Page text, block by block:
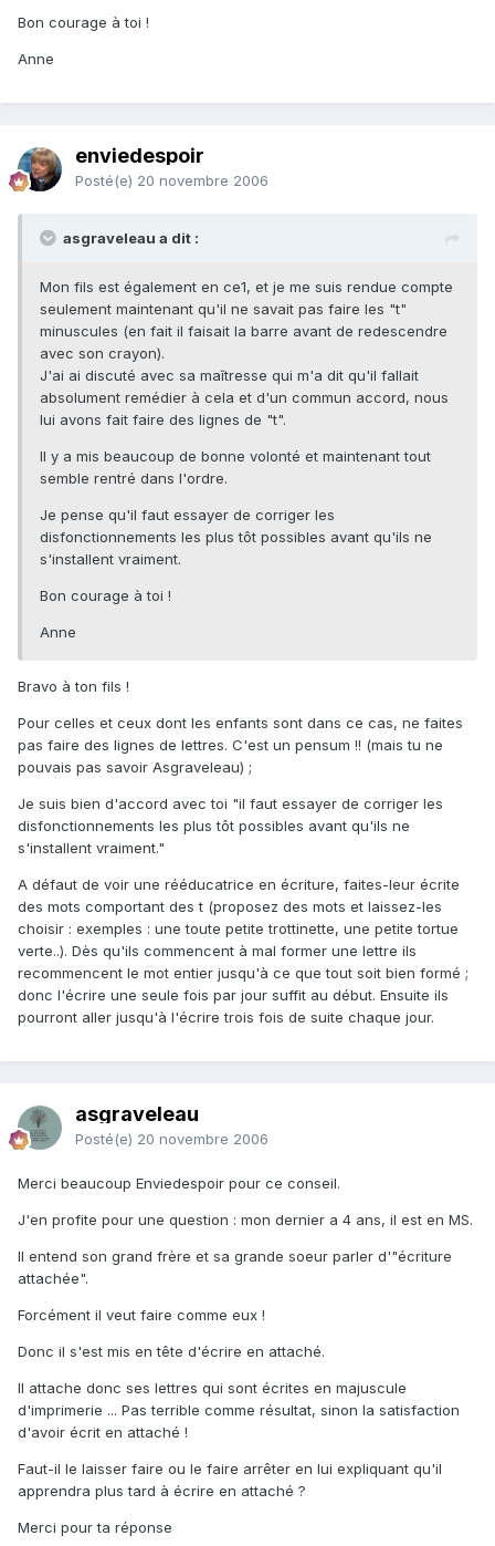
Bon courage à toi !
Anne
enviedespoir
Posté(e) 20 novembre 2006
asgraveleau a dit :
Mon fils est également en ce1, et je me suis rendue compte
seulement maintenant qu'il ne savait pas faire les "t"
minuscules (en fait il faisait la barre avant de redescendre
avec son crayon).
J'ai ai discuté avec sa maîtresse qui m'a dit qu'il fallait
absolument remédier à cela et d'un commun accord, nous
lui avons fait faire des lignes de "t".
Il y a mis beaucoup de bonne volonté et maintenant tout
semble rentré dans l'ordre.
Je pense qu'il faut essayer de corriger les
disfonctionnements les plus tôt possibles avant qu'ils ne
s'installent vraiment.
Bon courage à toi !
Anne
Bravo à ton fils !
Pour celles et ceux dont les enfants sont dans ce cas, ne faites
pas faire des lignes de lettres. C'est un pensum !! (mais tu ne
pouvais pas savoir Asgraveleau) ;
Je suis bien d'accord avec toi "il faut essayer de corriger les
disfonctionnements les plus tôt possibles avant qu'ils ne
s'installent vraiment."
A défaut de voir une rééducatrice en écriture, faites-leur écrite
des mots comportant des t (proposez des mots et laissez-les
choisir : exemples : une toute petite trottinette, une petite tortue
verte..). Dès qu'ils commencent à mal former une lettre ils
recommencent le mot entier jusqu'à ce que tout soit bien formé ;
donc l'écrire une seule fois par jour suffit au début. Ensuite ils
pourront aller jusqu'à l'écrire trois fois de suite chaque jour.
asgraveleau
Posté(e) 20 novembre 2006
Merci beaucoup Enviedespoir pour ce conseil.
J'en profite pour une question : mon dernier a 4 ans, il est en MS.
Il entend son grand frère et sa grande soeur parler d'"écriture
attachée".
Forcément il veut faire comme eux !
Donc il s'est mis en tête d'écrire en attaché.
Il attache donc ses lettres qui sont écrites en majuscule
d'imprimerie ... Pas terrible comme résultat, sinon la satisfaction
d'avoir écrit en attaché !
Faut-il le laisser faire ou le faire arrêter en lui expliquant qu'il
apprendra plus tard à écrire en attaché ?
Merci pour ta réponse